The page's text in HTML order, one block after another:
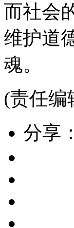
而社会
维护道
魂。
(责任编
分享：